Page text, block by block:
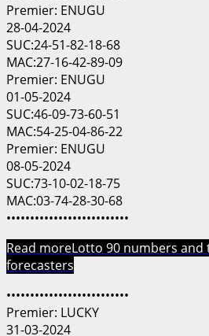
Premier: ENUGU
28-04-2024
SUC:24-51-82-18-68
MAC:27-16-42-89-09
Premier: ENUGU
01-05-2024
SUC:46-09-73-60-51
MAC:54-25-04-86-22
Premier: ENUGU
08-05-2024
SUC:73-10-02-18-75
MAC:03-74-28-30-68
••••••••••••••••••••••••••
Read moreLotto 90 numbers
forecasters
••••••••••••••••••••••••••
Premier: LUCKY
31-03-2024